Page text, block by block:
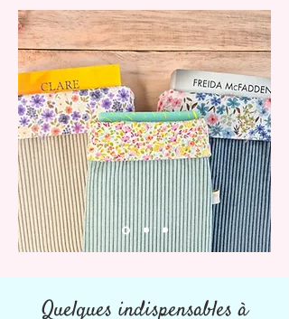
Quelques indispensables à